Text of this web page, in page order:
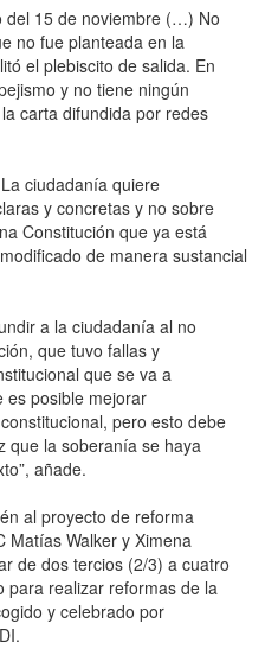
del 15 de noviembre (…) No
no fue planteada en la
el plebiscito de salida. En
y no tiene ningún
carta difundida por redes
ciudadanía quiere
y concretas y no sobre
Constitución que ya está
de manera sustancial
a la ciudadanía al no
que tuvo fallas y
que se va a
es posible mejorar
pero esto debe
que la soberanía se haya
añade.
al proyecto de reforma
Matías Walker y Ximena
de dos tercios (2/3) a cuatro
para realizar reformas de la
y celebrado por